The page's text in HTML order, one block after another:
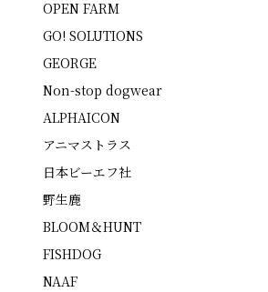
OPEN FARM
GO! SOLUTIONS
GEORGE
Non-stop dogwear
ALPHAICON
アニマストラス
日本ビーエフ社
野生鹿
BLOOM＆HUNT
FISHDOG
NAAF